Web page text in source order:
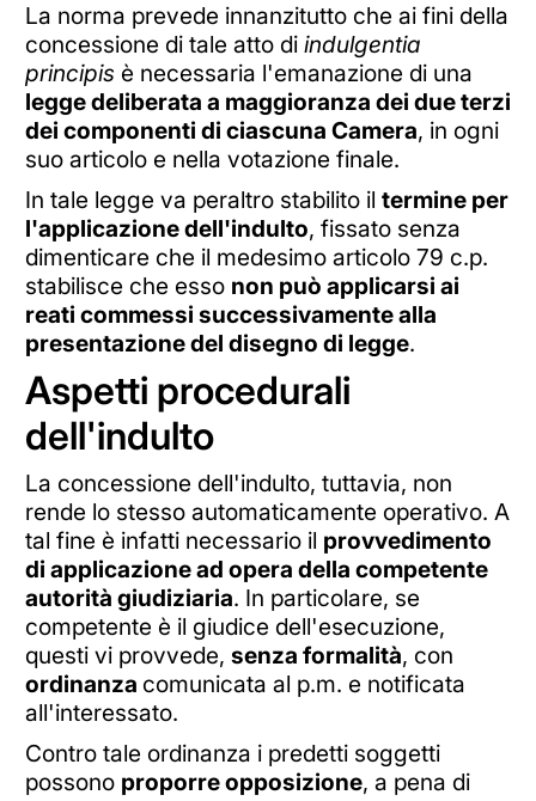
La norma prevede innanzitutto che ai fini della
concessione di tale atto di indulgentia
principis è necessaria l'emanazione di una
legge deliberata a maggioranza dei due terzi
dei componenti di ciascuna Camera, in ogni
suo articolo e nella votazione finale.
In tale legge va peraltro stabilito il termine per
l'applicazione dell'indulto, fissato senza
dimenticare che il medesimo articolo 79 c.p.
stabilisce che esso non può applicarsi ai
reati commessi successivamente alla
presentazione del disegno di legge.
Aspetti procedurali
dell'indulto
La concessione dell'indulto, tuttavia, non
rende lo stesso automaticamente operativo. A
tal fine è infatti necessario il provvedimento
di applicazione ad opera della competente
autorità giudiziaria. In particolare, se
competente è il giudice dell'esecuzione,
questi vi provvede, senza formalità, con
ordinanza comunicata al p.m. e notificata
all'interessato.
Contro tale ordinanza i predetti soggetti
possono proporre opposizione, a pena di